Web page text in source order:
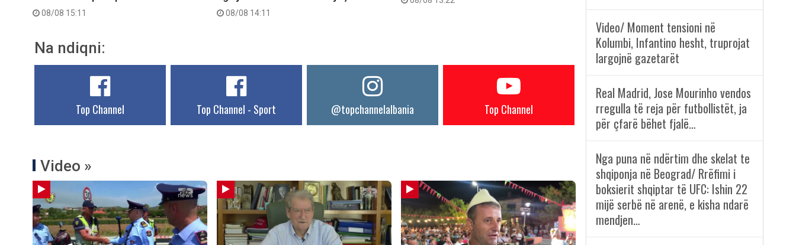
08/08 15:11 08/08 14:11
Na ndiqni:
Top Channel Top Channel - Sport @topchannelalbania Top Channel
Video »
Video/ Moment tensioni në
Kolumbi, Infantino hesht, truprojat
largojnë gazetarët
Real Madrid, Jose Mourinho vendos
rregulla të reja për futbollistët, ja
për çfarë bëhet fjalë…
Nga puna në ndërtim dhe skelat te
shqiponja në Beograd/ Rrëfimi i
boksierit shqiptar të UFC: Ishin 22
mijë serbë në arenë, e kisha ndarë
mendjen…